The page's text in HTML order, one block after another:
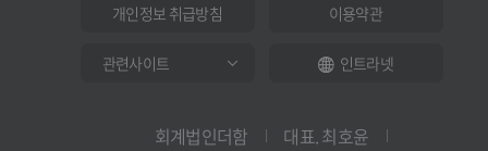
개인정보 취급방침 이용약관
인트라넷
회계법인더함
대표. 최호윤